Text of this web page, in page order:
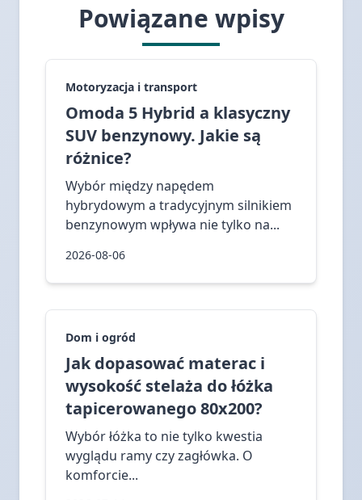
Powiązane wpisy
Motoryzacja i transport
Omoda 5 Hybrid a klasyczny
SUV benzynowy. Jakie są
różnice?
Wybór między napędem
hybrydowym a tradycyjnym silnikiem
benzynowym wpływa nie tylko na...
2026-08-06
Dom i ogród
Jak dopasować materac i
wysokość stelaża do łóżka
tapicerowanego 80x200?
Wybór łóżka to nie tylko kwestia
wyglądu ramy czy zagłówka. O
komforcie...